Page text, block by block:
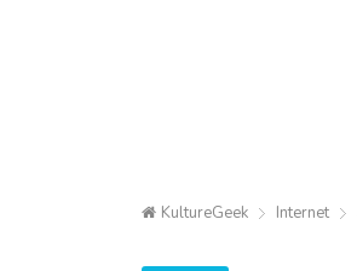
KultureGeek Internet